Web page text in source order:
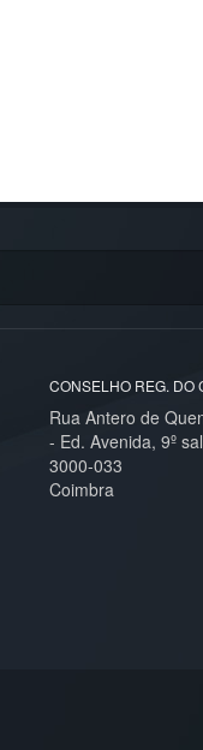
CONSELHO REG. DO
Rua Antero de
- Ed. Avenida, 9º
3000-033
Coimbra